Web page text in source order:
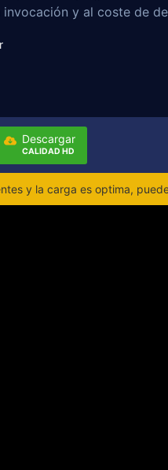
invocación y al coste de
Descargar
CALIDAD HD
y la carga es optima,